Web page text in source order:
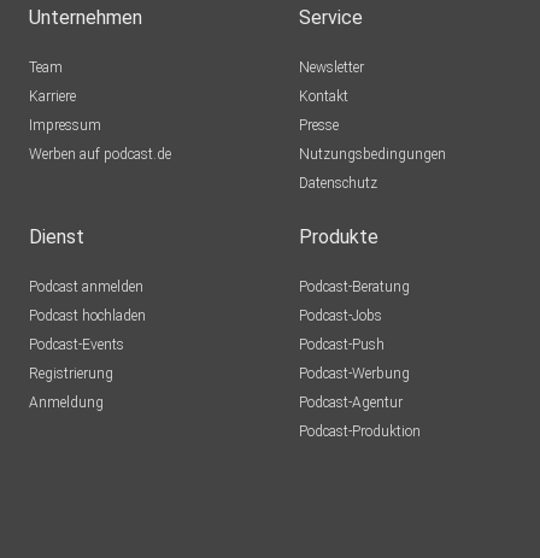
Schlusszitat: "Hoffnung ist nicht die Überzeugung, dass
ausgeht, sondern die Gewissheit, dass etwas Sinn hat, egal
ausgeht" (Václav Havel).
Nächste Folge auf der phil.cologne mit hunderten
Schüler*innen
dazu, wie wir wirksam handeln können
Unternehmen
Team
Karriere
Impressum
Werben auf podcast.de
Service
Newsletter
Kontakt
Presse
Nutzungsbedingungen
Datenschutz
Dienst
Podcast anmelden
Podcast hochladen
Podcast-Events
Registrierung
Anmeldung
Produkte
Podcast-Beratung
Podcast-Jobs
Podcast-Push
Podcast-Werbung
Podcast-Agentur
Podcast-Produktion